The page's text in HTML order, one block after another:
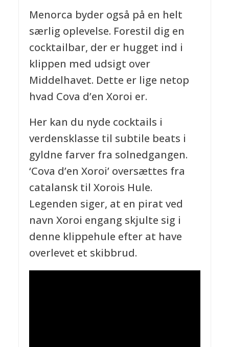
Menorca byder også på en helt
særlig oplevelse. Forestil dig en
cocktailbar, der er hugget ind i
klippen med udsigt over
Middelhavet. Dette er lige netop
hvad Cova d’en Xoroi er.
Her kan du nyde cocktails i
verdensklasse til subtile beats i
gyldne farver fra solnedgangen.
‘Cova d’en Xoroi’ oversættes fra
catalansk til Xorois Hule.
Legenden siger, at en pirat ved
navn Xoroi engang skjulte sig i
denne klippehule efter at have
overlevet et skibbrud.